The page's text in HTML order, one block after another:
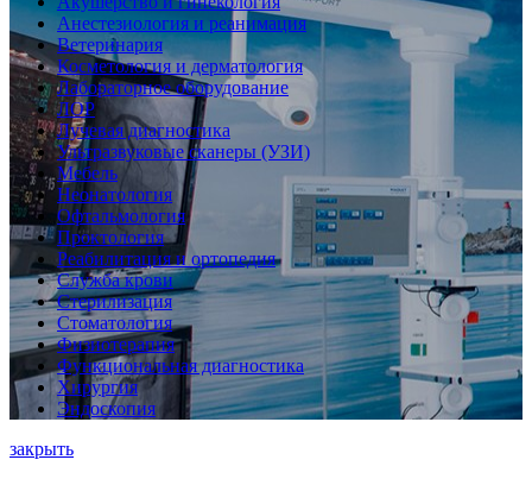
Анестезиология и реанимация
Ветеринария
Косметология и дерматология
Лабораторное оборудование
ЛОР
Лучевая диагностика
Ультразвуковые сканеры (УЗИ)
Мебель
Неонатология
Офтальмология
Проктология
Реабилитация и ортопедия
Служба крови
Стерилизация
Стоматология
Физиотерапия
Функциональная диагностика
Хирургия
Эндоскопия
закрыть